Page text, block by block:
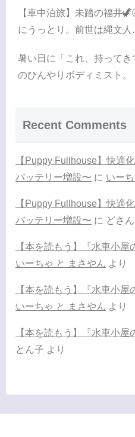
【車中泊旅】未踏の福井
にうっとり。前世は縄文
暑い日に「これ、持って
のひんやりボディミスト。
Recent Comments
【Puppy Fullhouse】快適
バッテリー増設〜 に いー
【Puppy Fullhouse】快適
バッテリー増設〜 に どさ
【本を読もう】『水車小屋
いーちゃ と まさやん より
【本を読もう】『水車小屋
いーちゃ と まさやん より
【本を読もう】『水車小屋
とん子 より